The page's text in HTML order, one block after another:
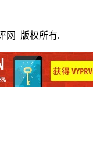
网 版权所有.